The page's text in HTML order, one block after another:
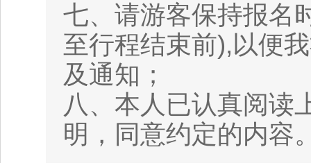
七、请游客保持报名
至行程结束前),以便
及通知；
八、本人已认真阅读
明，同意约定的内